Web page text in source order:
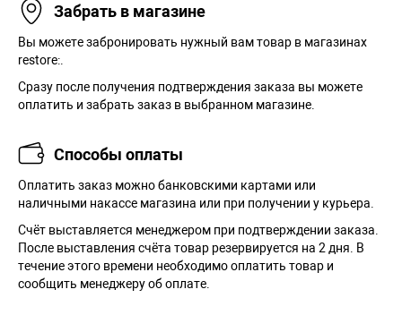
Забрать в магазине
Вы можете забронировать нужный вам товар в магазинах
restore:.
Сразу после получения подтверждения заказа вы можете
оплатить и забрать заказ в выбранном магазине.
Способы оплаты
Оплатить заказ можно банковскими картами или
наличными накассе магазина или при получении у курьера.
Cчёт выставляется менеджером при подтверждении заказа.
После выставления счёта товар резервируется на 2 дня. В
течение этого времени необходимо оплатить товар и
сообщить менеджеру об оплате.